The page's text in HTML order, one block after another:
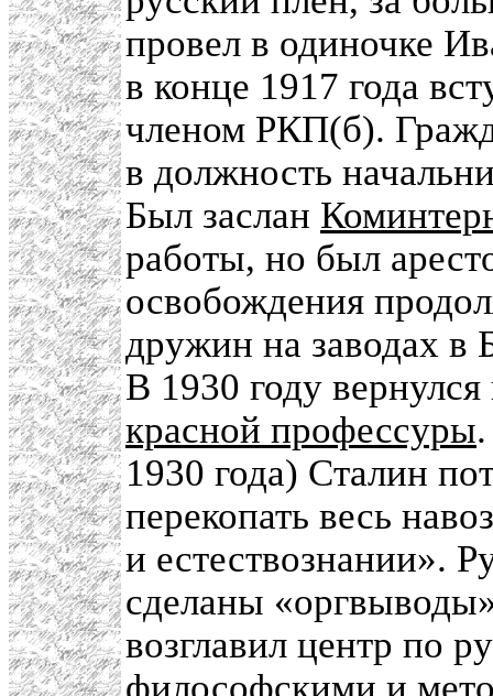
провел в одиночке
в конце 1917 года
членом РКП(б).
в должность
Был заслан
работы, но был
освобождения
дружин на заводах в
В 1930 году
красной профессуры
1930 года) Сталин
перекопать весь
и естествознании».
сделаны
возглавил центр по